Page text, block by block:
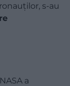
s-au
a